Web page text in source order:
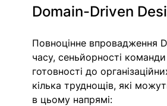
Domain-Driven
Повноцінне впровадження
часу, сеньйорності
готовності до
кілька труднощів, які
в цьому напрямі: